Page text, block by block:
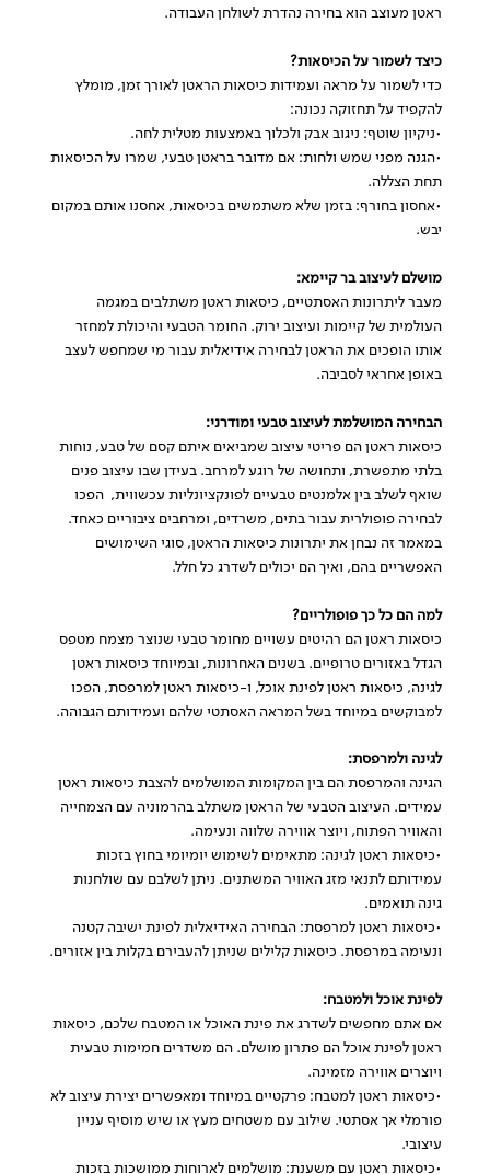
ראטן מעוצב הוא בחירה נהדרת לשולחן העבודה.
כיצד לשמור על הכיסאות?
כדי לשמור על מראה ועמידות כיסאות הראטן לאורך זמן, מומלץ
להקפיד על תחזוקה נכונה:
•ניקיון שוטף: ניגוב אבק ולכלוך באמצעות מטלית לחה.
•הגנה מפני שמש ולחות: אם מדובר בראטן טבעי, שמרו על הכיסאות
תחת הצללה.
•אחסון בחורף: בזמן שלא משתמשים בכיסאות, אחסנו אותם במקום
יבש.
מושלם לעיצוב ברקיימא:
מעבר ליתרונות האסתטיים, כיסאות ראטן משתלבים במגמה
העולמית של קיימות ועיצוב ירוק. החומר הטבעי והיכולת למחזר
אותו הופכים את הראטן לבחירה אידיאלית עבור מי שמחפש לעצב
באופן אחראי לסביבה.
הבחירה המושלמת לעיצוב טבעי ומודרני:
כיסאות ראטן הם פריטי עיצוב שמביאים איתם קסם של טבע, נוחות
בלתי מתפשרת, ותחושה של רוגע למרחב. בעידן שבו עיצוב פנים
שואף לשלב בין אלמנטים טבעיים לפונקציונליות עכשווית, הפכו
לבחירה פופולרית עבור בתים, משרדים, ומרחבים ציבוריים כאחד.
במאמר זה נבחן את יתרונות כיסאות הראטן, סוגי השימושים
האפשריים בהם, ואיך הם יכולים לשדרג כל חלל.
למה הם כל כך פופולריים?
כיסאות ראטן הם רהיטים עשויים מחומר טבעי שנוצר מצמח מטפס
הגדל באזורים טרופיים. בשנים האחרונות, ובמיוחד כיסאות ראטן
לגינה, כיסאות ראטן לפינת אוכל, ו-כיסאות ראטן למרפסת, הפכו
למבוקשים במיוחד בשל המראה האסתטי שלהם ועמידותם הגבוהה.
לגינה ולמרפסת:
הגינה והמרפסת הם בין המקומות המושלמים להצבת כיסאות ראטן
עמידים. העיצוב הטבעי של הראטן משתלב בהרמוניה עם הצמחייה
והאוויר הפתוח, ויוצר אווירה שלווה ונעימה.
•כיסאות ראטן לגינה: מתאימים לשימוש יומיומי בחוץ בזכות
עמידותם לתנאי מזג האוויר המשתנים. ניתן לשלבם עם שולחנות
גינה תואמים.
•כיסאות ראטן למרפסת: הבחירה האידיאלית לפינת ישיבה קטנה
ונעימה במרפסת. כיסאות קלילים שניתן להעבירם בקלות בין אזורים.
לפינת אוכל ולמטבח:
אם אתם מחפשים לשדרג את פינת האוכל או המטבח שלכם, כיסאות
ראטן לפינת אוכל הם פתרון מושלם. הם משדרים חמימות טבעית
ויוצרים אווירה מזמינה.
•כיסאות ראטן למטבח: פרקטיים במיוחד ומאפשרים יצירת עיצוב לא
פורמלי אך אסתטי. שילוב עם משטחים מעץ או שיש מוסיף עניין
עיצובי.
•כיסאות ראטן עם משענת: מושלמים לארוחות ממושכות בזכות